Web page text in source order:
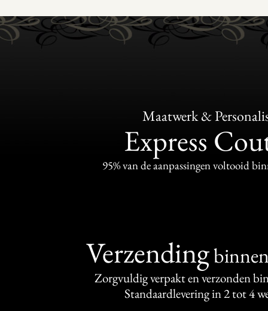
Maatwerk &
Express
95% van de aanpassingen voltooid
Verzending
Zorgvuldig verpakt en verzonden
Standaardlevering in 2 tot 4